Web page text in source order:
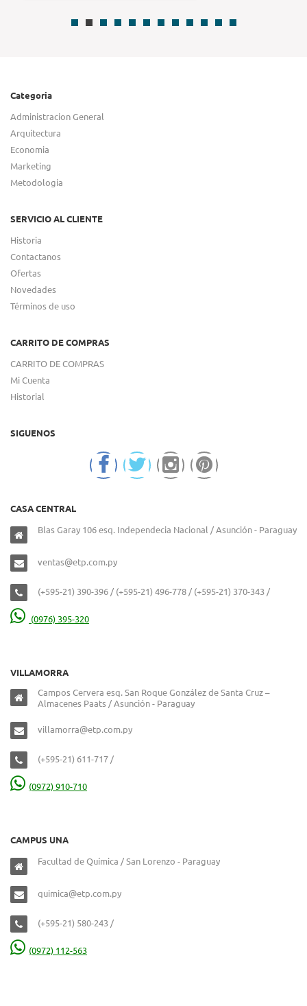
Categoria
Administracion General
Arquitectura
Economia
Marketing
Metodologia
SERVICIO AL CLIENTE
Historia
Contactanos
Ofertas
Novedades
Términos de uso
CARRITO DE COMPRAS
CARRITO DE COMPRAS
Mi Cuenta
Historial
SIGUENOS
CASA CENTRAL
Blas Garay 106 esq. Independecia Nacional / Asunción - Paraguay
ventas@etp.com.py
(+595-21) 390-396 / (+595-21) 496-778 / (+595-21) 370-343 /
(0976) 395-320
VILLAMORRA
Campos Cervera esq. San Roque González de Santa Cruz –
Almacenes Paats / Asunción - Paraguay
villamorra@etp.com.py
(+595-21) 611-717 /
(0972) 910-710
CAMPUS UNA
Facultad de Química / San Lorenzo - Paraguay
quimica@etp.com.py
(+595-21) 580-243 /
(0972) 112-563